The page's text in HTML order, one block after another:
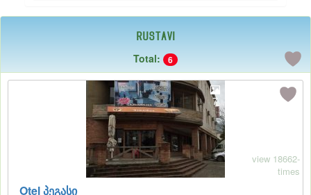
Rustavi
Total: 6
7
Otel პეგასი
view 18662-
times